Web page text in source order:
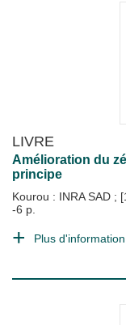
LIVRE
Amélioration du
principe
Kourou : INRA SAD ;
-6 p.
Plus